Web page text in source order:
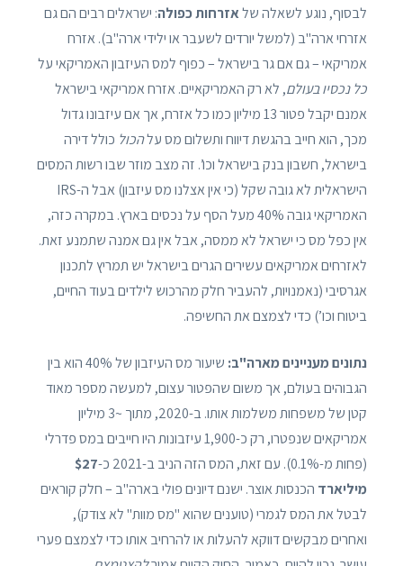
לבסוף, נוגע לשאלה שלאזרחות כפולה: ישראלים רבים הם גם
אזרחי ארה"ב (למשל יורדים לשעבר או ילידי ארה"ב). אזרח
אמריקאי – גם אם גר בישראל – כפוף למס העיזבון האמריקאי על
כל נכסיו בעולם, לא רק האמריקאיים. אזרח אמריקאי בישראל
אמנם יקבל פטור 13 מיליון כמו כל אזרח, אך אם עיזבונו גדול
מכך, הוא חייב בהגשת דיווח ותשלום מס עלהכול כולל דירה
בישראל, חשבון בנק בישראל וכו’. זה מצב מוזר שבו רשות המסים
הישראלית לא גובה שקל (כי אין אצלנו מס עיזבון) אבל ה-IRS
האמריקאי גובה 40% מעל הסף על נכסים בארץ. במקרה כזה,
אין כפל מס כי ישראל לא ממסה, אבל אין גם אמנה שתמנע זאת.
לאזרחים אמריקאים עשירים הגרים בישראל יש תמריץ לתכנון
אגרסיבי (נאמנויות, להעביר חלק מהרכוש לילדים בעוד החיים,
ביטוח וכו’) כדי לצמצם את החשיפה.
נתונים מעניינים מארה"ב:
שיעור מס העיזבון של 40% הוא בין
הגבוהים בעולם, אך משום שהפטור עצום, למעשה מספר מאוד
קטן של משפחות משלמות אותו. ב-2020, מתוך ~3 מיליון
אמריקאים שנפטרו, רק כ-1,900 עיזבונות היו חייבים במס פדרלי
(פחות מ-0.1%). עם זאת, המס הזה הניב ב-2021 כ-
$27
מיליארד הכנסות אוצר. ישנם דיונים פולי בארה"ב – חלק קוראים
לבטל את המס לגמרי (טוענים שהוא "מס מוות" לא צודק),
ואחרים מבקשים דווקא להעלות או להרחיב אותו כדי לצמצם פערי